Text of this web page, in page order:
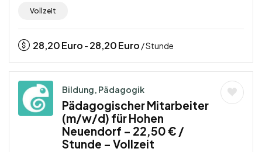
Vollzeit
28,20Euro - 28,20Euro / Stunde
Bildung, Pädagogik
Pädagogischer Mitarbeiter
(m/w/d) für Hohen
Neuendorf – 22,50 € /
Stunde – Vollzeit